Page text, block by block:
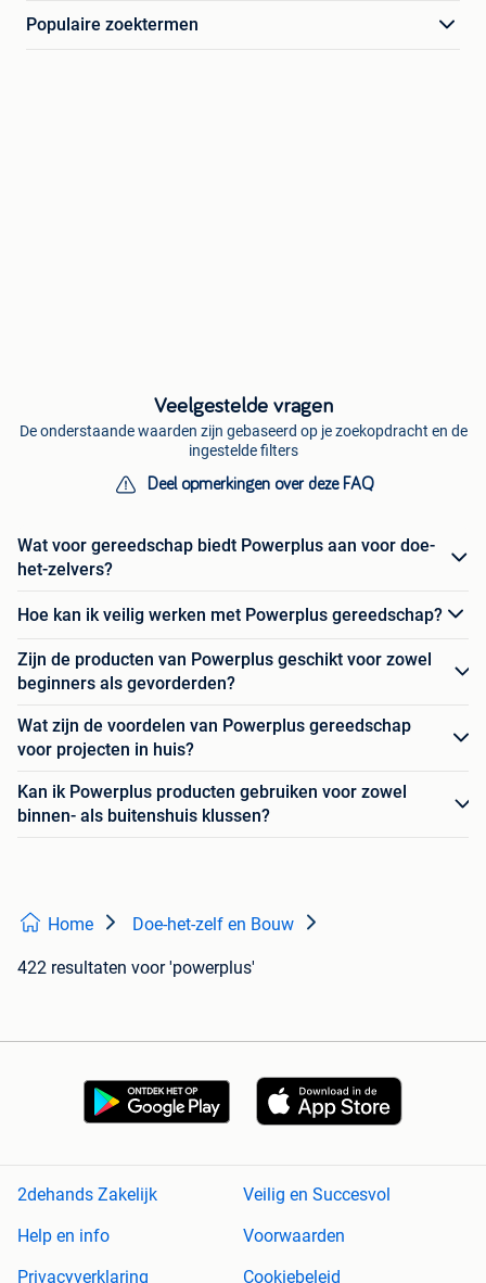
Populaire zoektermen
Veelgestelde vragen
De onderstaande waarden zijn gebaseerd op je zoekopdracht en de
ingestelde filters
Deel opmerkingen over deze FAQ
Wat voor gereedschap biedt Powerplus aan voor doe-
het-zelvers?
Hoe kan ik veilig werken met Powerplus gereedschap?
Zijn de producten van Powerplus geschikt voor zowel
beginners als gevorderden?
Wat zijn de voordelen van Powerplus gereedschap
voor projecten in huis?
Kan ik Powerplus producten gebruiken voor zowel
binnen- als buitenshuis klussen?
Home Doe-het-zelf en Bouw
422 resultaten voor 'powerplus'
2dehands Zakelijk
Veilig en Succesvol
Help en info
Voorwaarden
Privacyverklaring
Cookiebeleid